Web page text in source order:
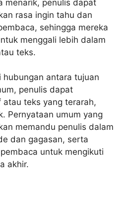
menarik, penulis dapat
rasa ingin tahu dan
sehingga mereka
menggali lebih dalam
teks.
hubungan antara tujuan
penulis dapat
atau teks yang terarah,
Pernyataan umum yang
memandu penulis dalam
dan gagasan, serta
untuk mengikuti
akhir.